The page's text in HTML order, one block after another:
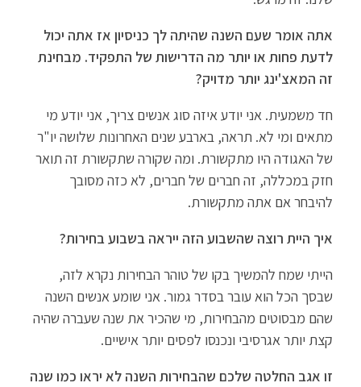
אתה אומר שעם השנה שהיתה לך כניסיון אז אתה יכול
לדעת פחות או יותר מה הדרישות של התפקיד. מבחינת
זה המאצ'ינג יותר מדויק?
חד משמעית. אני יודע איזה סוג אנשים צריך, אני יודע מי
מתאים ומי לא. תראה, בארבע שנים האחרונות שלושה יו"ר
של האגודה היו מתקשורת. ומה שקורה שתקשורת זה תואר
חזק במכללה, זה חברים של חברים, לא כזה מסובך
להיבחר אם אתה מתקשורת.
איך היית רוצה שהשבוע הזה ייראה בשבוע בחירות?
הייתי שמח להמשיך בקו של טוהר הבחירות נקרא לזה,
שבסך הכל הוא עובר בסדר גמור. אני שומע אנשים השנה
שהם מבסוטים מהבחירות, מי שהכיר את שנה שעברה שהיה
קצת יותר אגרסיבי ונכנסו לפסים יותר אישיים.
זו אגב החלטה שלכם שהבחירות השנה לא יראו כמו שנה